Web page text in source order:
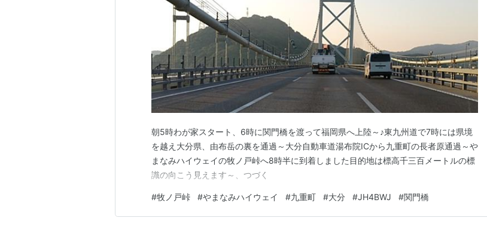
朝5時わが家スタート、6時に関門橋を渡って福岡県へ上陸～♪東九州道で7時には県境
を越え大分県、由布岳の裏を通過～大分自動車道湯布院ICから九重町の長者原通過～や
まなみハイウェイの牧ノ戸峠へ8時半に到着しました目的地は標高千三百メートルの標
識の向こう見えます～、つづく
#牧ノ戸峠 #やまなみハイウェイ #九重町 #大分 #JH4BWJ #関門橋